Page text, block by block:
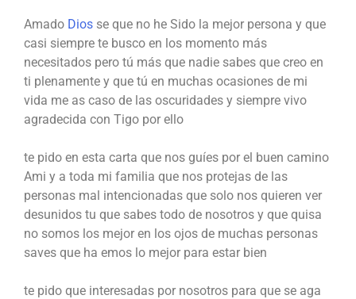
Amado Dios se que no he Sido la mejor persona y que
casi siempre te busco en los momento más
necesitados pero tú más que nadie sabes que creo en
ti plenamente y que tú en muchas ocasiones de mi
vida me as caso de las oscuridades y siempre vivo
agradecida con Tigo por ello
te pido en esta carta que nos guíes por el buen camino
Ami y a toda mi familia que nos protejas de las
personas mal intencionadas que solo nos quieren ver
desunidos tu que sabes todo de nosotros y que quisa
no somos los mejor en los ojos de muchas personas
saves que ha emos lo mejor para estar bien
te pido que interesadas por nosotros para que se aga